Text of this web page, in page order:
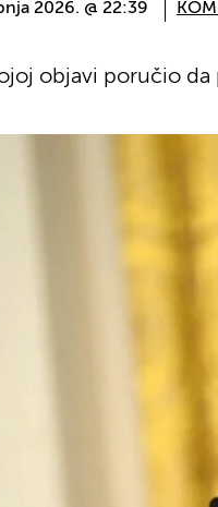
2026. @ 22:39
objavi poručio